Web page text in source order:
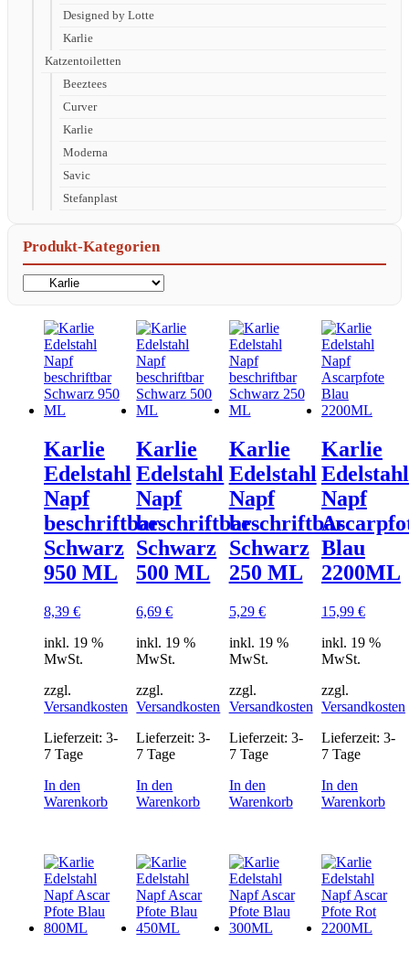
Designed by Lotte
Karlie
Katzentoiletten
Beeztees
Curver
Karlie
Moderna
Savic
Stefanplast
Produkt-Kategorien
Karlie
Edelstahl
Napf
beschriftbar
Schwarz
950 ML
8,39 €
inkl. 19 %
MwSt.
zzgl.
Versandkosten
Lieferzeit: 3-
7 Tage
In den
Warenkorb
Karlie
Edelstahl
Napf
beschriftbar
Schwarz
500 ML
6,69€
inkl. 19 %
MwSt.
zzgl.
Versandkosten
Lieferzeit:3-
7 Tage
In den
Warenkorb
Karlie
Edelstahl
Napf
beschriftbar
Schwarz
250 ML
5,29 €
inkl. 19 %
MwSt.
zzgl.
Versandkosten
Lieferzeit: 3-
7 Tage
In den
Warenkorb
Karlie
Edelstahl
Napf
Blau
2200ML
15,99 €
inkl. 19 %
MwSt.
zzgl.
Versandkosten
Lieferzeit: 3-
7 Tage
In den
Warenkorb